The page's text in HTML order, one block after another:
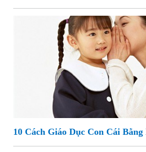
10 Cách Giáo Dục Con Cái